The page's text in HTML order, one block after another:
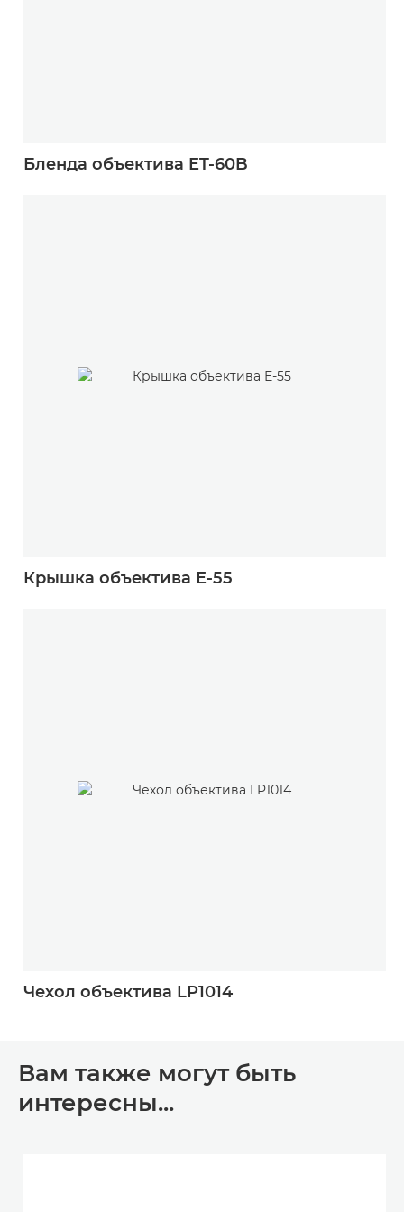
Бленда объектива ET-60B
Крышка объектива E-55
Чехол объектива LP1014
Вам также могут быть
интересны...